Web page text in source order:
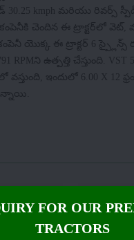
kmph మరియు రివర్స్ స్పీడ్
చెందిన ఈ ట్రాక్టర్‌లో వెట్,
యొక్క ఈ ట్రాక్టర్ 6 స్ప్లైన్స్
RPMని ఉత్పత్తి చేస్తుంది. VST
వస్తుంది, ఇందులో 6.00 X 12
FOR OUR
TRACTORS